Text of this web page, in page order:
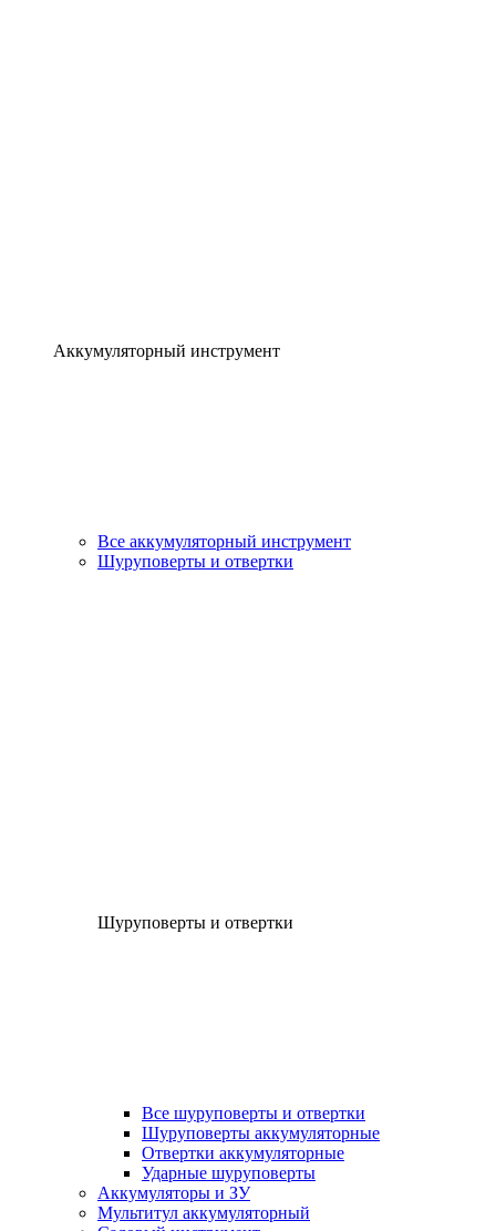
Аккумуляторный инструмент
Все аккумуляторный инструмент
Шуруповерты и отвертки
Шуруповерты и отвертки
Все шуруповерты и отвертки
Шуруповерты аккумуляторные
Отвертки аккумуляторные
Ударные шуруповерты
Аккумуляторы и ЗУ
Мультитул аккумуляторный